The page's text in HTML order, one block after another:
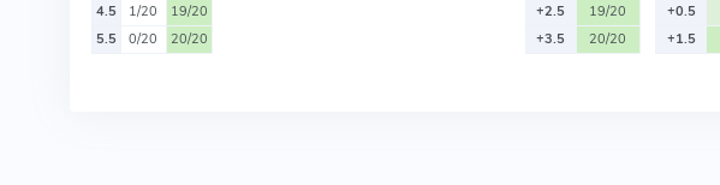
4.5
1/20
19/20
5.5
0/20 20/20
+2.5
19/20
+3.5
20/20
+0.5
+1.5